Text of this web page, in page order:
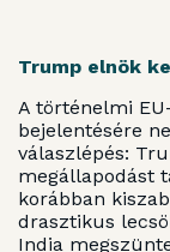
Trump elnök
A történelmi
bejelentésére
válaszlépés:
megállapodást
korábban
drasztikus
India